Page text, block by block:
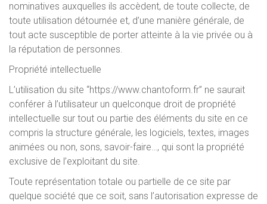
nominatives auxquelles ils accèdent, de toute collecte, de
toute utilisation détournée et, d’une manière générale, de
tout acte susceptible de porter atteinte à la vie privée ou à
la réputation de personnes.
Propriété intellectuelle
L’utilisation du site “https://www.chantoform.fr” ne saurait
conférer à l’utilisateur un quelconque droit de propriété
intellectuelle sur tout ou partie des éléments du site en ce
compris la structure générale, les logiciels, textes, images
animées ou non, sons, savoir-faire…, qui sont la propriété
exclusive de l’exploitant du site.
Toute représentation totale ou partielle de ce site par
quelque société que ce soit, sans l’autorisation expresse de